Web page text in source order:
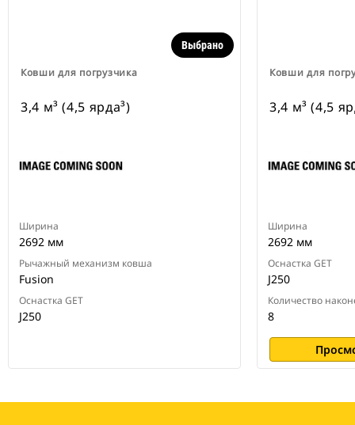
Ковши для погрузчика
Выбрано
3,4 м³ (4,5 ярда³)
Ширина
2692 мм
Рычажный механизм ковша
Fusion
Оснастка GET
J250
Ковши для
3,4 м³ (4,5
Ширина
2692 мм
Оснастка GET
J250
Количество
8